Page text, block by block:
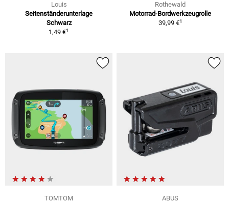
Louis
Seitenständerunterlage
Schwarz
1,49 €1
Rothewald
Motorrad-Bordwerkzeugrolle
39,99 €1
TOMTOM
ABUS